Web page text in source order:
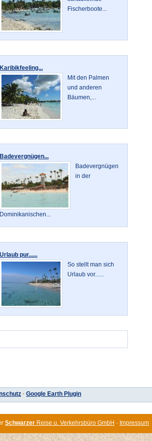
Fischerboote...
Karibikfeeling...
Mit den Palmen
und anderen
Bäumen,...
Badevergnügen...
Badevergnügen
in der
Dominikanischen...
Urlaub pur......
So stellt man sich
Urlaub vor......
· Google Earth Plugin
Schwarzer Reise u. Verkehrsbüro GmbH · Impressum